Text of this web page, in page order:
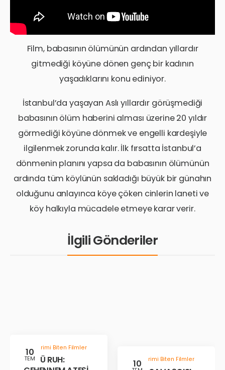
Film, babasının ölümünün ardından yıllardır
gitmediği köyüne dönen genç bir kadının
yaşadıklarını konu ediniyor.
İstanbul’da yaşayan Aslı yıllardır görüşmediği
babasının ölüm haberini alması üzerine 20 yıldır
görmediği köyüne dönmek ve engelli kardeşiyle
ilgilenmek zorunda kalır. İlk fırsatta İstanbul’a
dönmenin planını yapsa da babasının ölümünün
ardında tüm köylünün sakladığı büyük bir günahın
olduğunu anlayınca köye çöken cinlerin laneti ve
köy halkıyla mücadele etmeye karar verir.
İlgili Gönderiler
10
TEM
Gösterimi Biten Filmler
KÖTÜ RUH:
10
Gösterimi Biten Filmler